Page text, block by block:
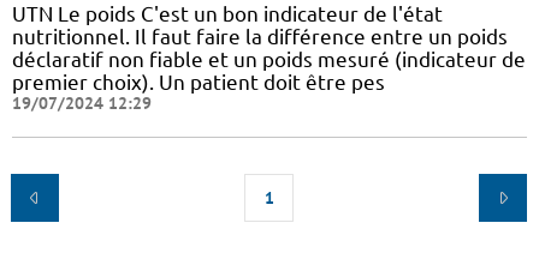
UTN Le poids C'est un bon indicateur de l'état
nutritionnel. Il faut faire la différence entre un poids
déclaratif non fiable et un poids mesuré (indicateur de
premier choix). Un patient doit être pes
19/07/2024 12:29
1